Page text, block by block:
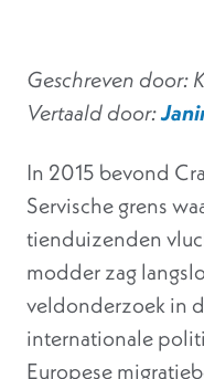
Geschreven door:
Vertaald door:
In 2015 bevond
Servische grens
tienduizenden
modder zag
veldonderzoek in
internationale
Europese